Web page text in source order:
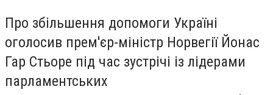
Про збільшення допомоги Україні
оголосив прем'єр-міністр Норвегії Йонас
Гар Стьоре під час зустрічі із лідерами
парламентських